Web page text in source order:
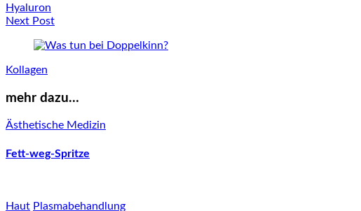
Hyaluron
Next Post
Kollagen
mehr dazu…
Ästhetische Medizin
Fett-weg-Spritze
Haut Plasmabehandlung